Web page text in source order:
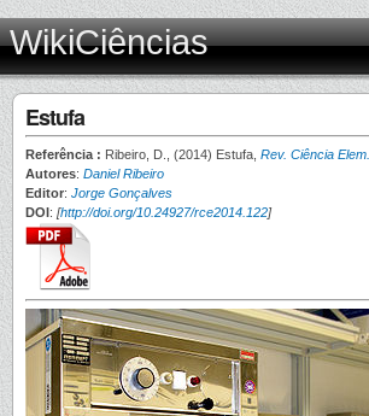
WikiCiências
Estufa
Referência : Ribeiro, D., (2014) Estufa, Rev. Ciência Elem.
Autores: Daniel Ribeiro
Editor: Jorge Gonçalves
DOI: [http://doi.org/10.24927/rce2014.122]